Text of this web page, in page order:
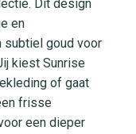
Dit design
en
subtiel goud voor
kiest Sunrise
of gaat
frisse
een dieper